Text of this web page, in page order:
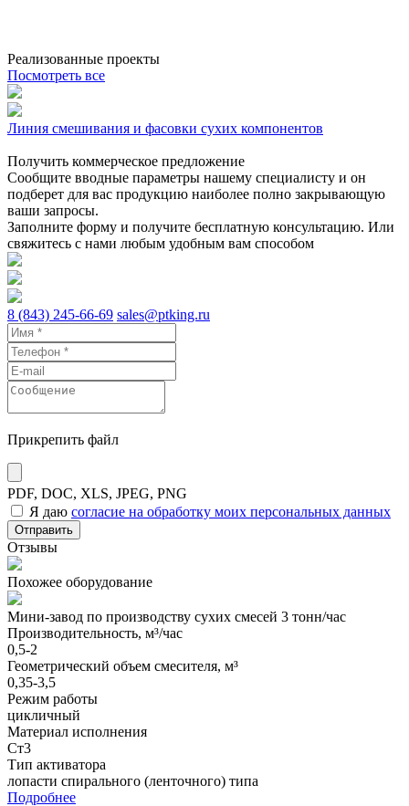
Реализованные проекты
Посмотреть все
Линия смешивания и фасовки сухих компонентов
Получить коммерческое предложение
Сообщите вводные параметры нашему специалисту и он
подберет для вас продукцию наиболее полно закрывающую
ваши запросы.
Заполните форму и получите бесплатную консультацию. Или
свяжитесь с нами любым удобным вам способом
8 (843) 245-66-69 sales@ptking.ru
Прикрепить файл
PDF, DOC, XLS, JPEG, PNG
Я даю согласие на обработку моих персональных данных
Отправить
Отзывы
Похожее оборудование
Мини-завод по производству сухих смесей 3 тонн/час
Производительность, м³/час
0,5-2
Геометрический объем смесителя, м³
0,35-3,5
Режим работы
цикличный
Материал исполнения
Ст3
Тип активатора
лопасти спирального (ленточного) типа
Подробнее